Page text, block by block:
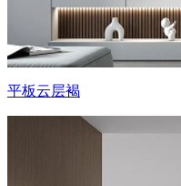
平板云层褐